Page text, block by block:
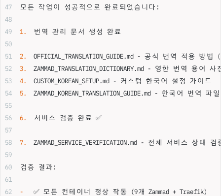
모든 작업이 성공적으로 완료되었습니다:
1.
  번역 관리 문서 생성 완료
2.
OFFICIAL_TRANSLATION_GUIDE.md - 공식 번역 적용 방법
3.
ZAMMAD_TRANSLATION_DICTIONARY.md - 영한 번역 용어
4.
  CUSTOM_KOREAN_SETUP.md - 커스텀 한국어 설정 가이드
5.
ZAMMAD_KOREAN_TRANSLATION_GUIDE.md - 한국어 번역 파
6.
  서비스 검증 완료 ✅
7.
ZAMMAD_SERVICE_VERIFICATION.md - 전체 서비스 상태 검
검증 결과:
-
   ✅ 모든 컨테이너 정상 작동 (9개 Zammad + Traefik)